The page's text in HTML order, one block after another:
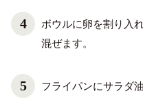
ボウルに卵を割り入
混ぜます。
フライパンにサラダ